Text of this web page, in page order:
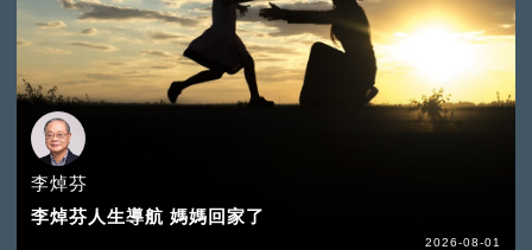
李焯芬
李焯芬人生導航 媽媽回家了
2026-08-01